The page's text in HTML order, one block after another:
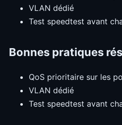
VLAN dédié
Test speedtest avant
Bonnes pratiques
QoS prioritaire sur les
VLAN dédié
Test speedtest avant